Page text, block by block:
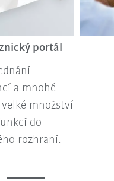
portál
a mnohé
množství
do
rozhraní.